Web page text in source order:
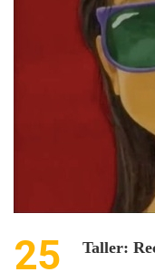
GRATUITOS
25 Taller: